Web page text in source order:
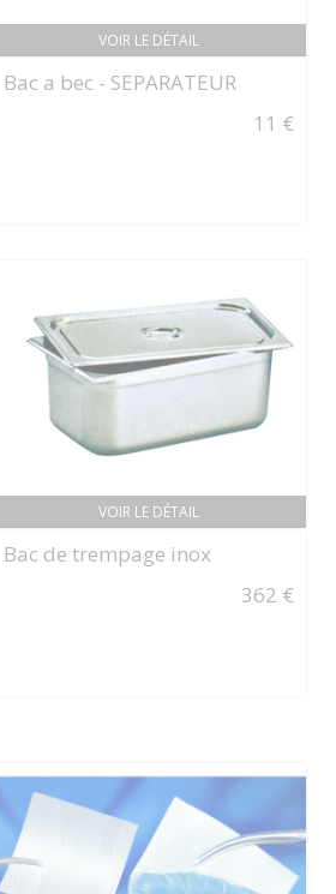
VOIR LE DÉTAIL
Bac a bec - SEPARATEUR
11 €
VOIR LE DÉTAIL
Bac de trempage inox
362 €